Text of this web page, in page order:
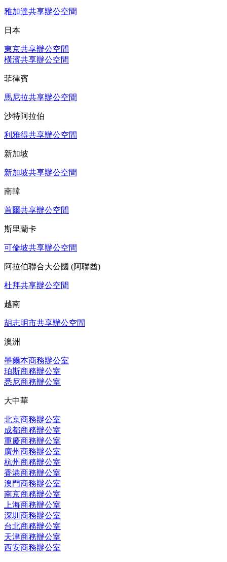
雅加達共享辦公空間
日本
東京共享辦公空間
橫濱共享辦公空間
菲律賓
馬尼拉共享辦公空間
沙特阿拉伯
利雅得共享辦公空間
新加坡
新加坡共享辦公空間
南韓
首爾共享辦公空間
斯里蘭卡
可倫坡共享辦公空間
阿拉伯聯合大公國 (阿聯酋)
杜拜共享辦公空間
越南
胡志明市共享辦公空間
澳洲
墨爾本商務辦公室
珀斯商務辦公室
悉尼商務辦公室
大中華
北京商務辦公室
成都商務辦公室
重慶商務辦公室
廣州商務辦公室
杭州商務辦公室
香港商務辦公室
澳門商務辦公室
南京商務辦公室
上海商務辦公室
深圳商務辦公室
台北商務辦公室
天津商務辦公室
西安商務辦公室